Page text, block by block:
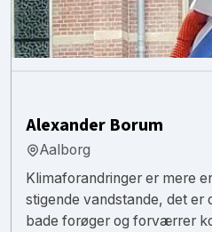
Alexander Borum
Aalborg
Klimaforandringer er mere
stigende vandstande, det er
bade forøger og forværrer